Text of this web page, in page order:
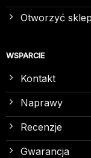
Otworzyć
WSPARCIE
Kontakt
Naprawy
Recenzje
Gwarancja